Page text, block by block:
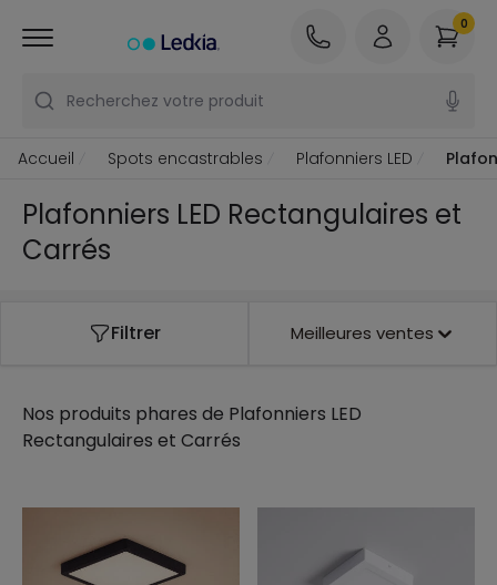
Recherchez votre produit
0
Accueil Spots encastrables Plafonniers LED
Plafonniers LED Rectangulaires et
Carrés
Filtrer Meilleures ventes
Nos produits phares de Plafonniers LED
Rectangulaires et Carrés